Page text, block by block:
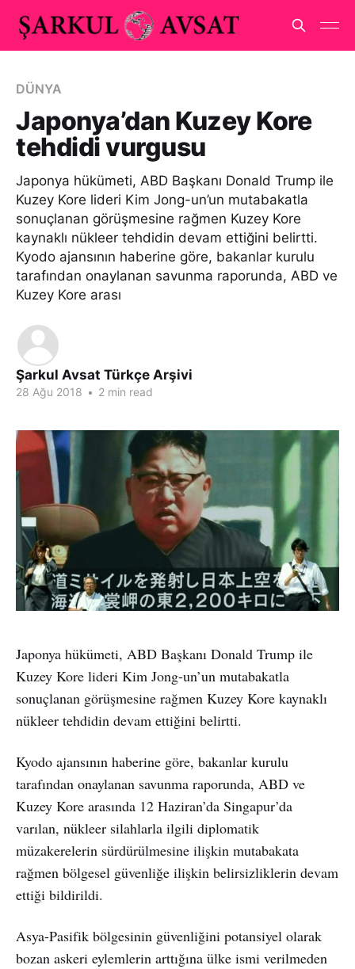
DÜNYA
Japonya’dan Kuzey Kore
tehdidi vurgusu
Japonya hükümeti, ABD Başkanı Donald Trump ile
Kuzey Kore lideri Kim Jong-un’un mutabakatla
sonuçlanan görüşmesine rağmen Kuzey Kore
kaynaklı nükleer tehdidin devam ettiğini belirtti.
Kyodo ajansının haberine göre, bakanlar kurulu
tarafından onaylanan savunma raporunda, ABD ve
Kuzey Kore arası
Şarkul Avsat Türkçe Arşivi
28 Ağu 2018 • 2 min read
Japonya hükümeti, ABD Başkanı Donald Trump ile
Kuzey Kore lideri Kim Jong-un’un mutabakatla
sonuçlanan görüşmesine rağmen Kuzey Kore kaynaklı
nükleer tehdidin devam ettiğini belirtti.
Kyodo ajansının haberine göre, bakanlar kurulu
tarafından onaylanan savunma raporunda, ABD ve
Kuzey Kore arasında 12 Haziran’da Singapur’da
varılan, nükleer silahlarla ilgili diplomatik
müzakerelerin sürdürülmesine ilişkin mutabakata
rağmen bölgesel güvenliğe ilişkin belirsizliklerin devam
ettiği bildirildi.
Asya-Pasifik bölgesinin güvenliğini potansiyel olarak
bozan askeri eylemlerin arttığına ülke ismi verilmeden